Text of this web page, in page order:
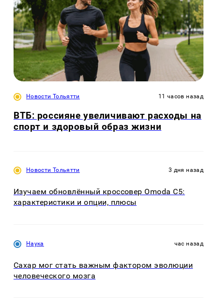
Новости Тольятти 11 часов назад
ВТБ: россияне увеличивают расходы на
спорт и здоровый образ жизни
Новости Тольятти 3 дня назад
Изучаем обновлённый кроссовер Omoda C5:
характеристики и опции, плюсы
Наука час назад
Сахар мог стать важным фактором эволюции
человеческого мозга